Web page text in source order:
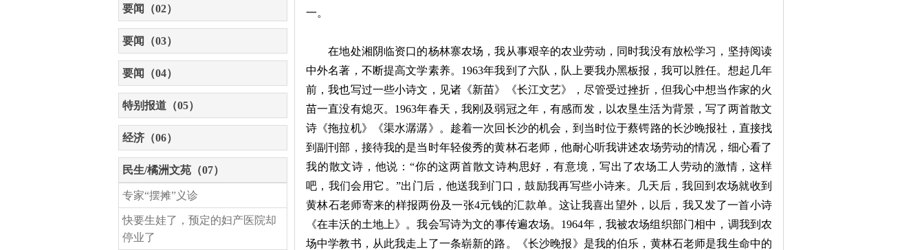
要闻（02）
要闻（03）
要闻（04）
特别报道（05）
经济（06）
民生/橘洲文苑（07）
专家“摆摊”义诊
快要生娃了，预定的妇产医院却
停业了
一。
在地处湘阴临资口的杨林寨农场，我从事艰辛的农业劳动，同时我没有放松学习，坚持阅读
中外名著，不断提高文学素养。1963年我到了六队，队上要我办黑板报，我可以胜任。想起几年
前，我也写过一些小诗文，见诸《新苗》《长江文艺》，尽管受过挫折，但我心中想当作家的火
苗一直没有熄灭。1963年春天，我刚及弱冠之年，有感而发，以农垦生活为背景，写了两首散文
诗《拖拉机》《渠水潺潺》。趁着一次回长沙的机会，到当时位于蔡锷路的长沙晚报社，直接找
到副刊部，接待我的是当时年轻俊秀的黄林石老师，他耐心听我讲述农场劳动的情况，细心看了
我的散文诗，他说：“你的这两首散文诗构思好，有意境，写出了农场工人劳动的激情，这样
吧，我们会用它。”出门后，他送我到门口，鼓励我再写些小诗来。几天后，我回到农场就收到
黄林石老师寄来的样报两份及一张4元钱的汇款单。这让我喜出望外，以后，我又发了一首小诗
《在丰沃的土地上》。我会写诗为文的事传遍农场。1964年，我被农场组织部门相中，调我到农
场中学教书，从此我走上了一条崭新的路。《长沙晚报》是我的伯乐，黄林石老师是我生命中的